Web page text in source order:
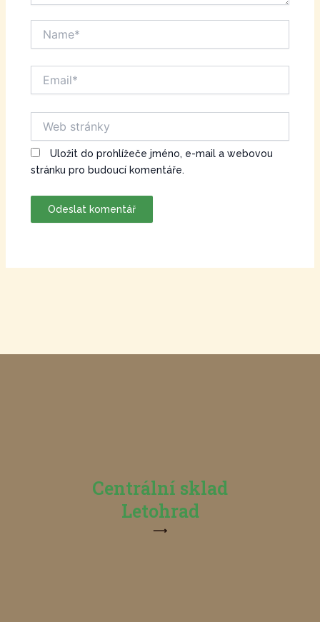
stránky
Uložit do prohlížeče jméno, e-mail a webovou
stránku pro budoucí komentáře.
Centrální sklad
Letohrad
⟶